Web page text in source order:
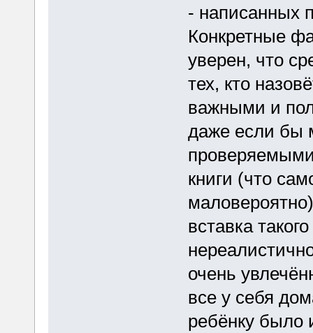
- написанных
Конкретные
уверен, что
тех, кто
важными и
даже если бы
книги (что
вставка
очень
все у себя
ребёнку было